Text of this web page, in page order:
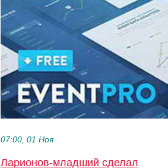
07:00, 01 Ноя
Ларионов-младший сделал